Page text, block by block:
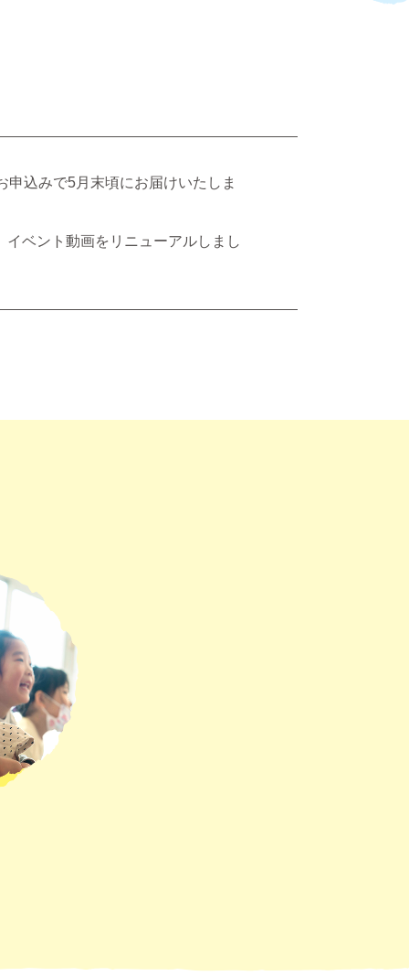
込みで5月末頃にお届けいたしま
ベント動画をリニューアルしまし